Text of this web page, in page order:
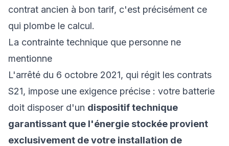
contrat ancien à bon tarif, c'est précisément ce
qui plombe le calcul.
La contrainte technique que personne ne
mentionne
L'arrêté du 6 octobre 2021, qui régit les contrats
S21, impose une exigence précise : votre batterie
doit disposer d'un dispositif technique
garantissant que l'énergie stockée provient
exclusivement de votre installation de